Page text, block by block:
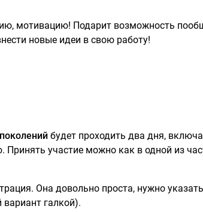
мотивацию! Подарит возможность
новые идеи в свою работу!
будет проходить два дня,
участие можно как в одной из
Она довольно проста, нужно
галкой).